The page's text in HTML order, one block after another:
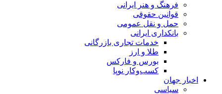
فرهنگ و هنر ایرانی
قوانین حقوقی
حمل و نقل عمومی
بانکداری ایرانی
خدمات تجاری بازرگانی
طلا و ارز
بورس و فارکس
کسب‌وکار نوپا
اخبار جهان
سیاسی